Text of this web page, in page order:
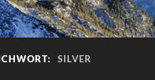
SILVER